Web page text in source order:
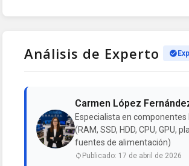
Análisis de Experto
Carmen López
Especialista en
(RAM, SSD, HDD, CPU, GPU,
fuentes de alimentación)
Publicado: 17 de abril de 2026